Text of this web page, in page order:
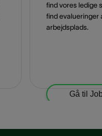
find vores ledige
find evalueringer
arbejdsplads.
Gå til